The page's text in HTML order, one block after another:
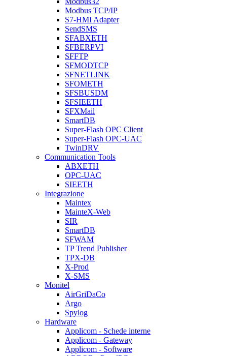
Modbus TCP/IP
S7-HMI Adapter
SendSMS
SFABXETH
SFBERPVI
SFFTP
SFMODTCP
SFNETLINK
SFOMETH
SFSBUSDM
SFSIEETH
SFXMail
SmartDB
Super-Flash OPC Client
Super-Flash OPC-UAC
TwinDRV
Communication Tools
ABXETH
OPC-UAC
SIEETH
Integrazione
Maintex
MainteX-Web
SIR
SmartDB
SFWAM
TP Trend Publisher
TPX-DB
X-Prod
X-SMS
Monitel
AirGriDaCo
Argo
Spylog
Hardware
Applicom - Schede interne
Applicom - Gateway
Applicom - Software